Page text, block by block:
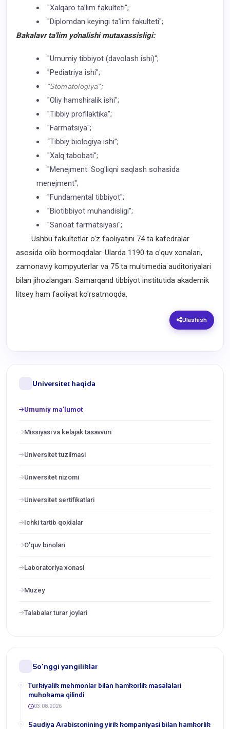
"Xalqaro ta’lim fakulteti";
"Diplomdan keyingi ta’lim fakulteti";
Bakalavr ta'lim yo'nalishi mutaxassisligi:
"Umumiy tibbiyot (davolash ishi)";
"Pediatriya ishi";
"Stomatologiya";
"Oliy hamshiralik ishi";
"Tibbiy profilaktika";
"Farmatsiya";
“Tibbiy biologiya ishi”;
"Xalq tabobati";
"Menejment: Sog'liqni saqlash sohasida
menejment";
"Fundamental tibbiyot";
"Biotibbiyot muhandisligi";
"Sanoat farmatsiyasi";
Ushbu fakultetlar o'z faoliyatini 74 ta kafedralar
asosida olib bormoqdalar. Ularda 1190 ta o'quv xonalari,
zamonaviy kompyuterlar va 75 ta multimedia auditoriyalari
bilan jihozlangan. Samarqand tibbiyot institutida akademik
litsey ham faoliyat ko'rsatmoqda.
Ulashish
Universitet haqida
Umumiy ma'lumot
Missiyasi va kelajak tasavvuri
Universitet tuzilmasi
Universitet nizomi
Universitet sertifikatlari
Ichki tartib qoidalar
O'quv binolari
Laboratoriya xonasi
Muzey
Talabalar turar joylari
So'nggi yangiliklar
Turkiyalik mehmonlar bilan hamkorlik masalalari
muhokama qilindi
03.08.2026
​Saudiya Arabistonining yirik kompaniyasi bilan hamkorlik